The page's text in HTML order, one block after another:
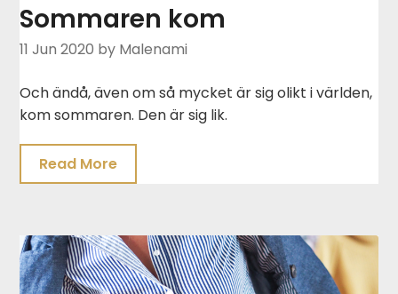
Sommaren kom
11 Jun 2020 by Malenami
Och ändå, även om så mycket är sig olikt i världen,
kom sommaren. Den är sig lik.
Read More